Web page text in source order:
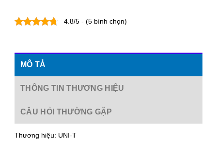
4.8/5 - (5 bình chọn)
MÔ TẢ
THÔNG TIN THƯƠNG HIỆU
CÂU HỎI THƯỜNG GẶP
Thương hiệu: UNI-T